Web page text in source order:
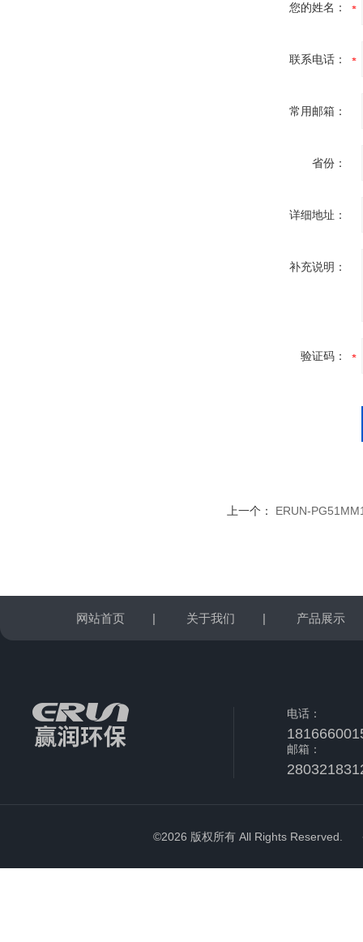
您的姓名：
联系电话：
常用邮箱：
省份：
详细地址：
补充说明：
验证码：
上一个： ERUN-
网站首页 | 关于我们 | 产品展示
电话：
邮箱：
©2026 版权所有 All Rights Reserved.